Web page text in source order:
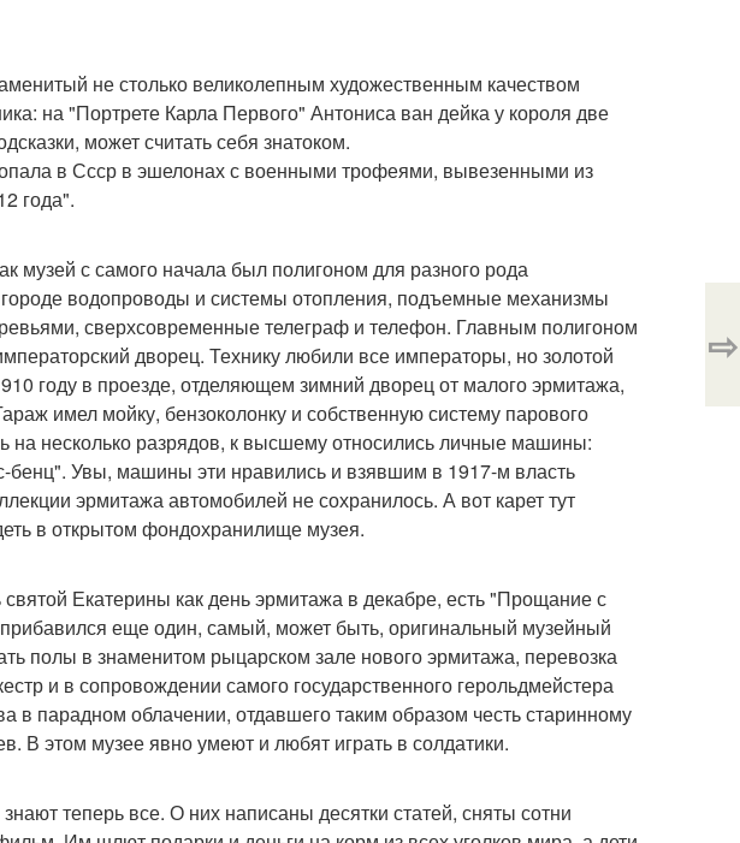
не столько великолепным художественным качеством
на "Портрете Карла Первого" Антониса ван дейка у короля две
может считать себя знатоком.
в Ссср в эшелонах с военными трофеями, вывезенными из
года".
музей с самого начала был полигоном для разного рода
водопроводы и системы отопления, подъемные механизмы
сверхсовременные телеграф и телефон. Главным полигоном
дворец. Технику любили все императоры, но золотой
году в проезде, отделяющем зимний дворец от малого эрмитажа,
имел мойку, бензоколонку и собственную систему парового
на несколько разрядов, к высшему относились личные машины:
бенц". Увы, машины эти нравились и взявшим в 1917-м власть
эрмитажа автомобилей не сохранилось. А вот карет тут
в открытом фондохранилище музея.
Екатерины как день эрмитажа в декабре, есть "Прощание с
еще один, самый, может быть, оригинальный музейный
полы в знаменитом рыцарском зале нового эрмитажа, перевозка
и в сопровождении самого государственного герольдмейстера
в парадном облачении, отдавшего таким образом честь старинному
В этом музее явно умеют и любят играть в солдатики.
теперь все. О них написаны десятки статей, сняты сотни
⇨